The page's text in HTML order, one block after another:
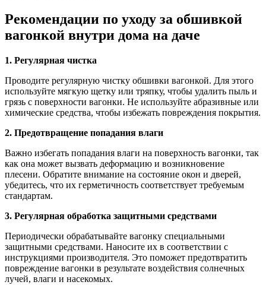
Рекомендации по уходу за обшивкой
вагонкой внутри дома на даче
1. Регулярная чистка
Проводите регулярную чистку обшивки вагонкой. Для этого
используйте мягкую щетку или тряпку, чтобы удалить пыль и
грязь с поверхности вагонки. Не используйте абразивные или
химические средства, чтобы избежать повреждения покрытия.
2. Предотвращение попадания влаги
Важно избегать попадания влаги на поверхность вагонки, так
как она может вызвать деформацию и возникновение
плесени. Обратите внимание на состояние окон и дверей,
убедитесь, что их герметичность соответствует требуемым
стандартам.
3. Регулярная обработка защитными средствами
Периодически обрабатывайте вагонку специальными
защитными средствами. Наносите их в соответствии с
инструкциями производителя. Это поможет предотвратить
повреждение вагонки в результате воздействия солнечных
лучей, влаги и насекомых.